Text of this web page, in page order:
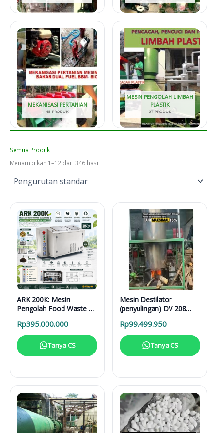
MEKANISASI PERTANIAN
45 PRODUK
MESIN PENGOLAH LIMBAH
PLASTIK
37 PRODUK
Semua Produk
Menampilkan 1–12 dari 346 hasil
ARK 200K: Mesin
Pengolah Food Waste 24
Restoran, dan Kafe
Rp395.000.000
Tanya CS
Mesin Destilator
(penyulingan) DV 208
Rp99.499.950
Tanya CS